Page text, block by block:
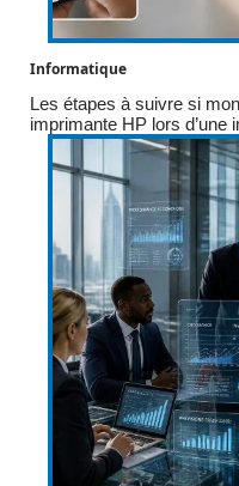
Informatique
Les étapes à suivre si
imprimante HP lors d’une